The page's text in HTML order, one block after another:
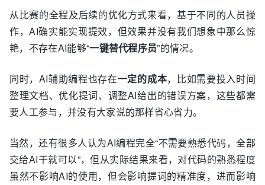
从比赛的全程及后续的优化方式来看，基于不同的人员操
作，AI确实能实现提效，但效果并没有我们想象中那么惊
艳，不存在AI能够“一键替代程序员”的情况。
同时，AI辅助编程也存在一定的成本，比如需要投入时间
整理文档、优化提词、调整AI给出的错误方案，这些都需
要人工参与，并没有大家说的那样省心省力。
当然，还有很多人认为AI编程完全“不需要熟悉代码，全部
交给AI干就可以”，但从实际结果来看，对代码的熟悉程度
虽然不影响AI的使用，但会影响提词的精准度，进而影响